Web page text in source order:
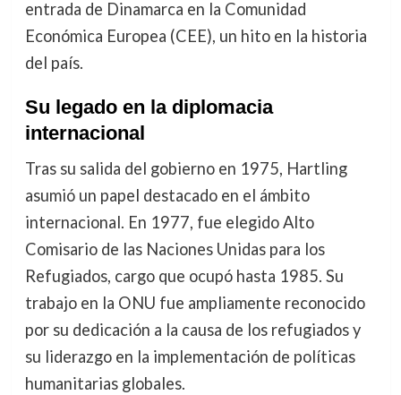
entrada de Dinamarca en la Comunidad
Económica Europea (CEE), un hito en la historia
del país.
Su legado en la diplomacia
internacional
Tras su salida del gobierno en 1975, Hartling
asumió un papel destacado en el ámbito
internacional. En 1977, fue elegido Alto
Comisario de las Naciones Unidas para los
Refugiados, cargo que ocupó hasta 1985. Su
trabajo en la ONU fue ampliamente reconocido
por su dedicación a la causa de los refugiados y
su liderazgo en la implementación de políticas
humanitarias globales.